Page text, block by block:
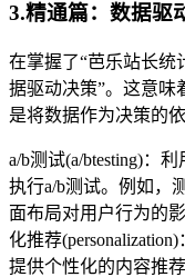
3.精通篇：数据驱
在掌握了“芭乐站长统
据驱动决策”。这意味
是将数据作为决策的依
a/b测试(a/btesting)：
执行a/b测试。例如，
面布局对用户行为的
化推荐
提供个性化的内容推